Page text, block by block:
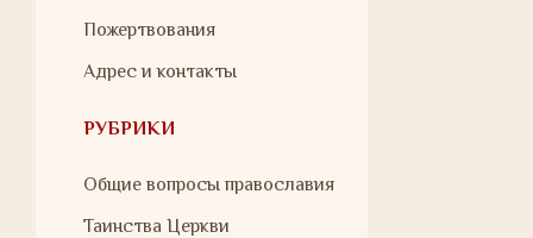
Пожертвования
Адрес и контакты
РУБРИКИ
Общие вопросы православия
Таинства Церкви